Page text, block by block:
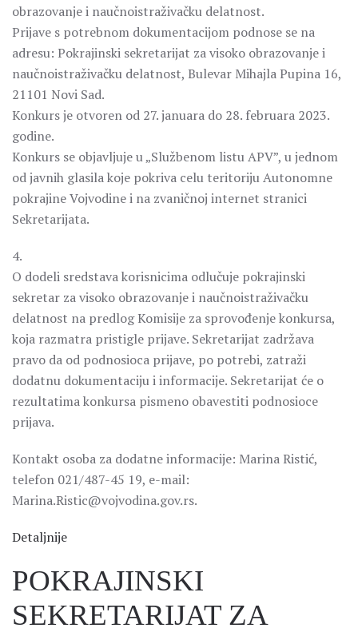
obrazovanje i naučnoistraživačku delatnost.
Prijave s potrebnom dokumentacijom podnose se na
adresu: Pokrajinski sekretarijat za visoko obrazovanje i
naučnoistraživačku delatnost, Bulevar Mihajla Pupina 16,
21101 Novi Sad.
Konkurs je otvoren od 27. januara do 28. februara 2023.
godine.
Konkurs se objavljuje u „Službenom listu APV”, u jednom
od javnih glasila koje pokriva celu teritoriju Autonomne
pokrajine Vojvodine i na zvaničnoj internet stranici
Sekretarijata.
4.
O dodeli sredstava korisnicima odlučuje pokrajinski
sekretar za visoko obrazovanje i naučnoistraživačku
delatnost na predlog Komisije za sprovođenje konkursa,
koja razmatra pristigle prijave. Sekretarijat zadržava
pravo da od podnosioca prijave, po potrebi, zatraži
dodatnu dokumentaciju i informacije. Sekretarijat će o
rezultatima konkursa pismeno obavestiti podnosioce
prijava.
Kontakt osoba za dodatne informacije: Marina Ristić,
telefon 021/487-45 19, e-mail:
Marina.Ristic@vojvodina.gov.rs.
Detaljnije
POKRAJINSKI
SEKRETARIJAT ZA